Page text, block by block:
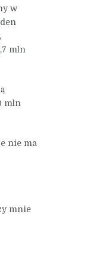
w
mln
mln
nie ma
mnie